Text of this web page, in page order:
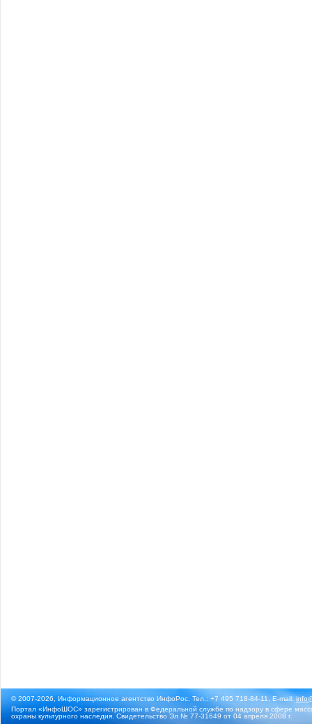
© 2007-2026, Информационное агентство ИнфоРос. Тел.: +7 495 718-84-11, E-mail:
Портал «ИнфоШОС» зарегистрирован в Федеральной службе по надзору в сфере
охраны культурного наследия. Свидетельство Эл № 77-31649 от 04 апреля 2008 г.